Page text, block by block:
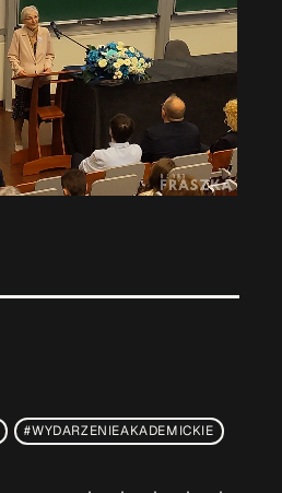
#WYDARZENIEAKADEMICKIE